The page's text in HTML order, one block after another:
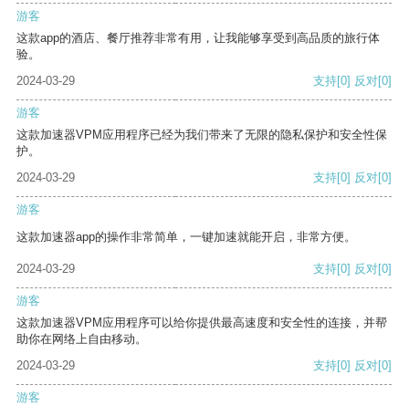
游客
这款app的酒店、餐厅推荐非常有用，让我能够享受到高品质的旅行体
验。
2024-03-29
支持[0] 反对[0]
游客
这款加速器VPM应用程序已经为我们带来了无限的隐私保护和安全性保
护。
2024-03-29
支持[0] 反对[0]
游客
这款加速器app的操作非常简单，一键加速就能开启，非常方便。
2024-03-29 支持[0] 反对[0]
游客
这款加速器VPM应用程序可以给你提供最高速度和安全性的连接，并帮
助你在网络上自由移动。
2024-03-29
支持[0] 反对[0]
游客